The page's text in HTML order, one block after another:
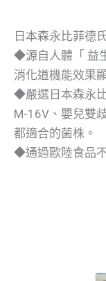
日本森永比菲德
◆源自人體「 益
消化道機能效果
◆嚴選日本森永
M-16V、嬰兒雙
都適合的菌株。
◆通過歐陸食品